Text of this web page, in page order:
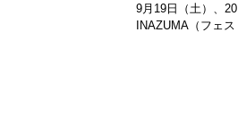
9月19日（土）、
INAZUMA（フェ